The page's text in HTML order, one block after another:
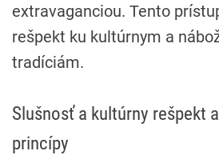
extravaganciou. Tento
rešpekt ku kultúrnym a
tradíciám.
Slušnosť a kultúrny rešpekt
princípy